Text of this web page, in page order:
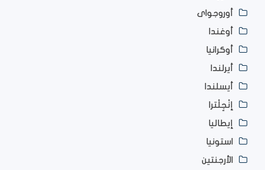
أوروجواى
أوغندا
أوكرانيا
أيرلندا
أيسلندا
إنْجِلْترا
إيطاليا
استونيا
الأرجنتين